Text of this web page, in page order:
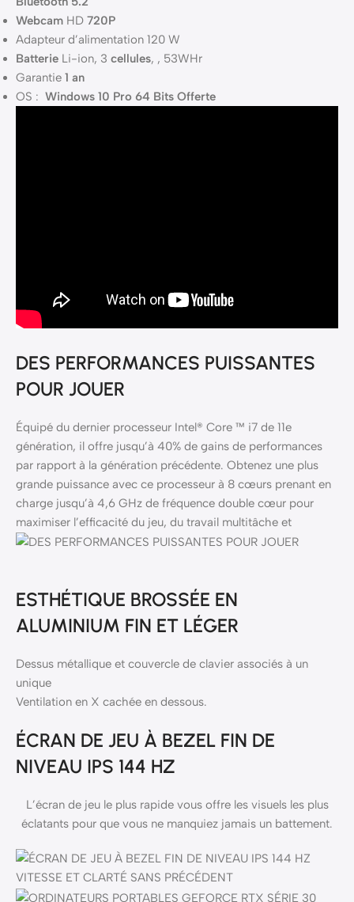
Webcam HD 720P
Adapteur d’alimentation 120 W
Batterie Li-ion, 3 cellules, , 53WHr
Garantie 1 an
OS : Windows 10 Pro 64 Bits Offerte
DES PERFORMANCES PUISSANTES
POUR JOUER
Équipé du dernier processeur Intel® Core ™ i7 de 11e
génération, il offre jusqu’à 40% de gains de performances
par rapport à la génération précédente. Obtenez une plus
grande puissance avec ce processeur à 8 cœurs prenant en
charge jusqu’à 4,6 GHz de fréquence double cœur pour
maximiser l’efficacité du jeu, du travail multitâche et
ESTHÉTIQUE BROSSÉE EN
ALUMINIUM FIN ET LÉGER
Dessus métallique et couvercle de clavier associés à un
unique
Ventilation en X cachée en dessous.
ÉCRAN DE JEU À BEZEL FIN DE
NIVEAU IPS 144 HZ
L’écran de jeu le plus rapide vous offre les visuels les plus
éclatants pour que vous ne manquiez jamais un battement.